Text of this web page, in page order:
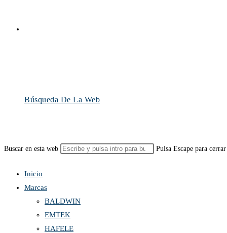
Búsqueda De La Web
Buscar en esta web Pulsa Escape para
Inicio
Marcas
BALDWIN
EMTEK
HAFELE